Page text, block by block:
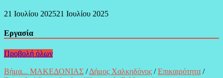
21 Ιουλίου 202521 Ιουλίου 2025
Εργασία
Προβολή όλων
Βήμα... ΜΑΚΕΔΟΝΙΑΣ /Δήμος Χαλκηδόνος /Επικαιρότητα /